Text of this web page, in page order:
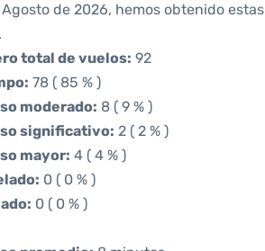
de 2026, hemos obtenido estas
total de vuelos: 92
78 ( 85 % )
moderado: 8 ( 9 % )
significativo: 2 ( 2 % )
mayor: 4 ( 4 % )
0 ( 0 % )
0 ( 0 % )